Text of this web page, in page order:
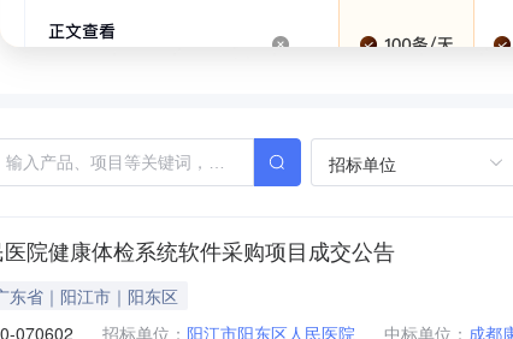
招标单位
院健康体检系统软件采购项目成交公告
东省｜阳江市｜阳东区
070602 招标单位： 阳江市阳东区人民医院 中标单位： 成都